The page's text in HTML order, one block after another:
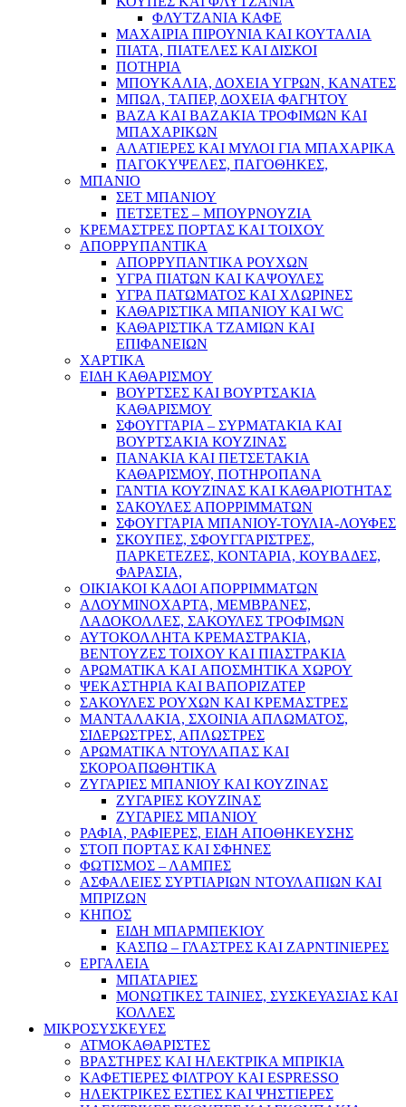
ΦΛΥΤΖΑΝΙΑ ΚΑΦΕ
ΜΑΧΑΙΡΙΑ ΠΙΡΟΥΝΙΑ ΚΑΙ ΚΟΥΤΑΛΙΑ
ΠΙΑΤΑ, ΠΙΑΤΕΛΕΣ ΚΑΙ ΔΙΣΚΟΙ
ΠΟΤΗΡΙΑ
ΜΠΟΥΚΑΛΙΑ, ΔΟΧΕΙΑ ΥΓΡΩΝ, ΚΑΝΑΤΕΣ
ΜΠΩΛ, ΤΑΠΕΡ, ΔΟΧΕΙΑ ΦΑΓΗΤΟΥ
ΒΑΖΑ ΚΑΙ ΒΑΖΑΚΙΑ ΤΡΟΦΙΜΩΝ ΚΑΙ
ΜΠΑΧΑΡΙΚΩΝ
ΑΛΑΤΙΕΡΕΣ ΚΑΙ ΜΥΛΟΙ ΓΙΑ ΜΠΑΧΑΡΙΚΑ
ΠΑΓΟΚΥΨΕΛΕΣ, ΠΑΓΟΘΗΚΕΣ,
ΜΠΑΝΙΟ
ΣΕΤ ΜΠΑΝΙΟΥ
ΠΕΤΣΕΤΕΣ – ΜΠΟΥΡΝΟΥΖΙΑ
ΚΡΕΜΑΣΤΡΕΣ ΠΟΡΤΑΣ ΚΑΙ ΤΟΙΧΟΥ
ΑΠΟΡΡΥΠΑΝΤΙΚΑ
ΑΠΟΡΡΥΠΑΝΤΙΚΑ ΡΟΥΧΩΝ
ΥΓΡΑ ΠΙΑΤΩΝ ΚΑΙ ΚΑΨΟΥΛΕΣ
ΥΓΡΑ ΠΑΤΩΜΑΤΟΣ ΚΑΙ ΧΛΩΡΙΝΕΣ
ΚΑΘΑΡΙΣΤΙΚΑ ΜΠΑΝΙΟΥ ΚΑΙ WC
ΚΑΘΑΡΙΣΤΙΚΑ ΤΖΑΜΙΩΝ ΚΑΙ
ΕΠΙΦΑΝΕΙΩΝ
ΧΑΡΤΙΚΑ
ΕΙΔΗ ΚΑΘΑΡΙΣΜΟΥ
ΒΟΥΡΤΣΕΣ ΚΑΙ ΒΟΥΡΤΣΑΚΙΑ
ΚΑΘΑΡΙΣΜΟΥ
ΣΦΟΥΓΓΑΡΙΑ – ΣΥΡΜΑΤΑΚΙΑ ΚΑΙ
ΒΟΥΡΤΣΑΚΙΑ ΚΟΥΖΙΝΑΣ
ΠΑΝΑΚΙΑ ΚΑΙ ΠΕΤΣΕΤΑΚΙΑ
ΚΑΘΑΡΙΣΜΟΥ, ΠΟΤΗΡΟΠΑΝΑ
ΓΑΝΤΙΑ ΚΟΥΖΙΝΑΣ ΚΑΙ ΚΑΘΑΡΙΟΤΗΤΑΣ
ΣΑΚΟΥΛΕΣ ΑΠΟΡΡΙΜΜΑΤΩΝ
ΣΦΟΥΓΓΑΡΙΑ ΜΠΑΝΙΟΥ-ΤΟΥΛΙΑ-ΛΟΥΦΕΣ
ΣΚΟΥΠΕΣ, ΣΦΟΥΓΓΑΡΙΣΤΡΕΣ,
ΠΑΡΚΕΤΕΖΕΣ, ΚΟΝΤΑΡΙΑ, ΚΟΥΒΑΔΕΣ,
ΦΑΡΑΣΙΑ,
ΟΙΚΙΑΚΟΙ ΚΑΔΟΙ ΑΠΟΡΡΙΜΜΑΤΩΝ
ΑΛΟΥΜΙΝΟΧΑΡΤΑ, ΜΕΜΒΡΑΝΕΣ,
ΛΑΔΟΚΟΛΛΕΣ, ΣΑΚΟΥΛΕΣ ΤΡΟΦΙΜΩΝ
ΑΥΤΟΚΟΛΛΗΤΑ ΚΡΕΜΑΣΤΡΑΚΙΑ,
ΒΕΝΤΟΥΖΕΣ ΤΟΙΧΟΥ ΚΑΙ ΠΙΑΣΤΡΑΚΙΑ
ΑΡΩΜΑΤΙΚΑ KAI ΑΠΟΣΜΗΤΙΚΑ ΧΩΡΟΥ
ΨΕΚΑΣΤΗΡΙΑ ΚΑΙ ΒΑΠΟΡΙΖΑΤΕΡ
ΣΑΚΟΥΛΕΣ ΡΟΥΧΩΝ ΚΑΙ ΚΡΕΜΑΣΤΡΕΣ
ΜΑΝΤΑΛΑΚΙΑ, ΣΧΟΙΝΙΑ ΑΠΛΩΜΑΤΟΣ,
ΣΙΔΕΡΩΣΤΡΕΣ, ΑΠΛΩΣΤΡΕΣ
ΑΡΩΜΑΤΙΚΑ ΝΤΟΥΛΑΠΑΣ ΚΑΙ
ΣΚΟΡΟΑΠΩΘΗΤΙΚΑ
ΖΥΓΑΡΙΕΣ ΜΠΑΝΙΟΥ ΚΑΙ ΚΟΥΖΙΝΑΣ
ΖΥΓΑΡΙΕΣ ΚΟΥΖΙΝΑΣ
ΖΥΓΑΡΙΕΣ ΜΠΑΝΙΟΥ
ΡΑΦΙΑ, ΡΑΦΙΕΡΕΣ, ΕΙΔΗ ΑΠΟΘΗΚΕΥΣΗΣ
ΣΤΟΠ ΠΟΡΤΑΣ ΚΑΙ ΣΦΗΝΕΣ
ΦΩΤΙΣΜΟΣ – ΛΑΜΠΕΣ
ΑΣΦΑΛΕΙΕΣ ΣΥΡΤΙΑΡΙΩΝ ΝΤΟΥΛΑΠΙΩΝ ΚΑΙ
ΜΠΡΙΖΩΝ
ΚΗΠΟΣ
ΕΙΔΗ ΜΠΑΡΜΠΕΚΙΟΥ
ΚΑΣΠΩ – ΓΛΑΣΤΡΕΣ ΚΑΙ ΖΑΡΝΤΙΝΙΕΡΕΣ
ΕΡΓΑΛΕΙΑ
ΜΠΑΤΑΡΙΕΣ
ΜΟΝΩΤΙΚΕΣ ΤΑΙΝΙΕΣ, ΣΥΣΚΕΥΑΣΙΑΣ ΚΑΙ
ΚΟΛΛΕΣ
ΜΙΚΡΟΣΥΣΚΕΥΕΣ
ΑΤΜΟΚΑΘΑΡΙΣΤΕΣ
ΒΡΑΣΤΗΡΕΣ ΚΑΙ ΗΛΕΚΤΡΙΚΑ ΜΠΡΙΚΙΑ
ΚΑΦΕΤΙΕΡΕΣ ΦΙΛΤΡΟΥ ΚΑΙ ESPRESSO
ΗΛΕΚΤΡΙΚΕΣ ΕΣΤΙΕΣ ΚΑΙ ΨΗΣΤΙΕΡΕΣ